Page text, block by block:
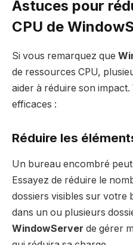
Astuces pour
CPU de
Si vous remarquez que
de ressources CPU,
aider à réduire son
efficaces :
Réduire les
Un bureau encombré
Essayez de réduire le
dossiers visibles sur votre
dans un ou plusieurs
WindowServer de gérer